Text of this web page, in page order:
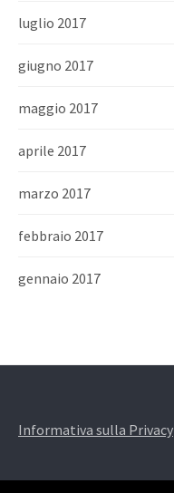
luglio 2017
giugno 2017
maggio 2017
aprile 2017
marzo 2017
febbraio 2017
gennaio 2017
Informativa sulla Privacy